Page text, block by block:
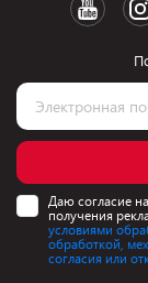
Даю согласие
получения
условиями
обработкой,
согласия или